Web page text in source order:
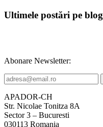
Ultimele postări pe blog
Abonare Newsletter:
APADOR-CH
Str. Nicolae Tonitza 8A
Sector 3 – Bucuresti
030113 Romania